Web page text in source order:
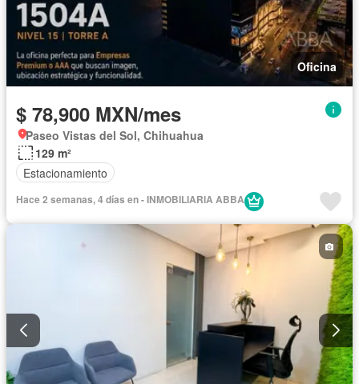
Oficina
$ 78,900 MXN/mes
Paseo Vistas del Sol, Chihuahua
129 m²
Estacionamiento
Hace 2 semanas, 4 días en - INMOBILIARIA ABBA